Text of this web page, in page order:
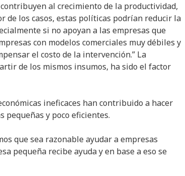
al crecimiento de la productividad,
de los casos, estas políticas podrían reducir la
si no apoyan a las empresas que
con modelos comerciales muy débiles y
el costo de la intervención.” La
de los mismos insumos, ha sido el factor
ineficaces han contribuido a hacer
pequeñas y poco eficientes.
que sea razonable ayudar a empresas
pequeña recibe ayuda y en base a eso se